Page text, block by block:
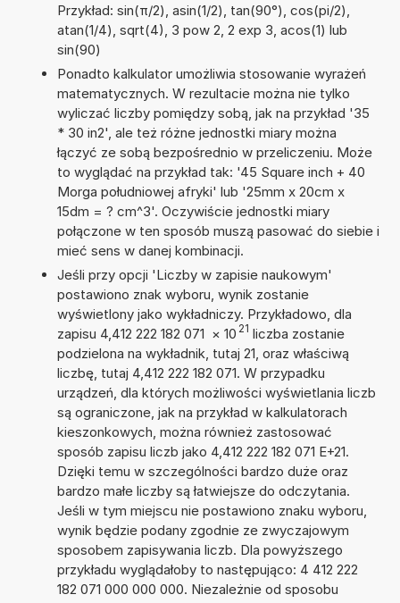
Przykład: sin(π/2), asin(1/2), tan(90°), cos(pi/2),
atan(1/4), sqrt(4), 3 pow 2, 2 exp 3, acos(1) lub
sin(90)
Ponadto kalkulator umożliwia stosowanie wyrażeń
matematycznych. W rezultacie można nie tylko
wyliczać liczby pomiędzy sobą, jak na przykład '35
* 30 in2', ale też różne jednostki miary można
łączyć ze sobą bezpośrednio w przeliczeniu. Może
to wyglądać na przykład tak: '45 Square inch + 40
Morga południowej afryki' lub '25mm x 20cm x
15dm = ? cm^3'. Oczywiście jednostki miary
połączone w ten sposób muszą pasować do siebie i
mieć sens w danej kombinacji.
Jeśli przy opcji 'Liczby w zapisie naukowym'
postawiono znak wyboru, wynik zostanie
wyświetlony jako wykładniczy. Przykładowo, dla
zapisu 4,412 222 182 071 × 10 21 liczba zostanie
podzielona na wykładnik, tutaj 21, oraz właściwą
liczbę, tutaj 4,412 222 182 071. W przypadku
urządzeń, dla których możliwości wyświetlania liczb
są ograniczone, jak na przykład w kalkulatorach
kieszonkowych, można również zastosować
sposób zapisu liczb jako 4,412 222 182 071 E+21.
Dzięki temu w szczególności bardzo duże oraz
bardzo małe liczby są łatwiejsze do odczytania.
Jeśli w tym miejscu nie postawiono znaku wyboru,
wynik będzie podany zgodnie ze zwyczajowym
sposobem zapisywania liczb. Dla powyższego
przykładu wyglądałoby to następująco: 4 412 222
182 071 000 000 000. Niezależnie od sposobu